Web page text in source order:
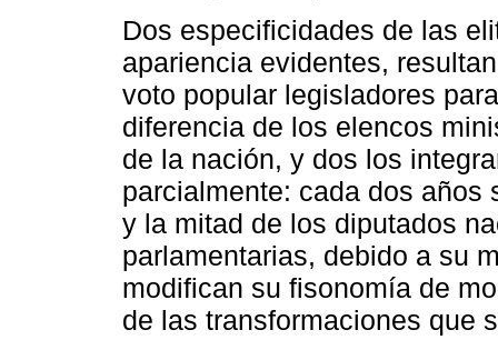
Dos especificidades de las
apariencia evidentes,
voto popular legisladores
diferencia de los elencos
de la nación, y dos los
parcialmente: cada dos años
y la mitad de los diputados
parlamentarias, debido a su
modifican su fisonomía de
de las transformaciones que